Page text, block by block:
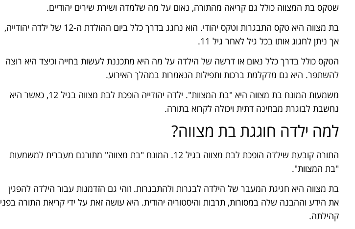
שטקס בת המצווה כולל גם קריאה מהתורה, נאום על מה שלמדה ושירת שירים יהודיים.
בת מצווה היא טקס התבגרות וטקס יהודי. הוא נחגג בדרך כלל ביום ההולדת ה-12 של ילדה יהודייה,
אך ניתן לחגוג אותו בכל גיל לאחר גיל 11.
הטקס כולל בדרך כלל נאום או דרשה של הילדה על מה היא מתכננת לעשות בחייה וכיצד היא רוצה
להשתפר. היא גם מדקלמת ברכות ותפילות הנאמרות במהלך האירוע.
משמעות המונח בת מצווה היא "בת המצוות". ילדה יהודייה הופכת לבת מצווה בגיל 12, כאשר היא
נחשבת לבוגרת מבחינה דתית ויכולה לקרוא בתורה.
למה ילדה חוגגת בת מצווה?
התורה קובעת שילדה הופכת לבת מצווה בגיל 12. המונח "בת מצווה" מתורגם מעברית למשמעות
"בת המצוות".
בת מצווה היא חגיגת המעבר של הילדה לבגרות ולהתבגרות. זוהי גם הזדמנות עבור הילדה להפגין
את הידע וההבנה שלה במסורות, תרבות והיסטוריה יהודית. היא עושה זאת על ידי קריאת התורה בפני
קהילתה.